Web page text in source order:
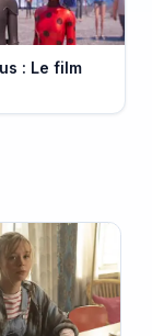
: Le film